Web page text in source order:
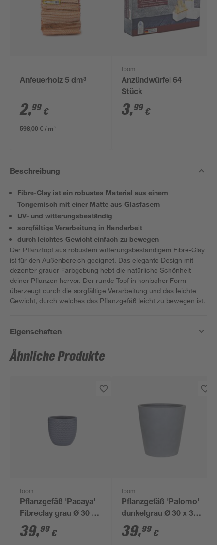
Anfeuerholz 5 dm³
2,99 €
598,00 € / m³
toom
Anzündwürfel 64
Stück
3,99 €
Beschreibung
Fibre-Clay ist ein robustes Material aus einem
Tongemisch mit einer Matte aus Glasfasern
UV- und witterungsbeständig
sorgfältige Verarbeitung in Handarbeit
durch leichtes Gewicht einfach zu bewegen
Der Pflanztopf aus robustem witterungsbeständigem Fibre-Clay
ist für den Außenbereich geeignet. Das elegante Design mit
dezenter grauer Farbgebung hebt die natürliche Schönheit
deiner Pflanzen hervor. Der runde Topf in konischer Form
überzeugt durch die sorgfältige Verarbeitung und das leichte
Gewicht, durch welches das Pflanzgefäß leicht zu bewegen ist.
Eigenschaften
Ähnliche Produkte
toom
Pflanzgefäß 'Pacaya'
Fibreclay grau Ø 30 x
29 cm
39,99 €
toom
Pflanzgefäß 'Palomo'
dunkelgrau Ø 30 x 30
cm
39,99 €